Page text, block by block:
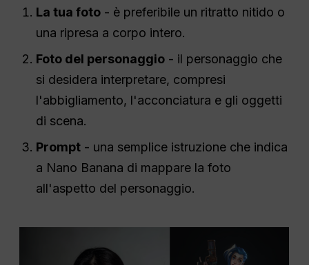
La tua foto - è preferibile un ritratto nitido o
una ripresa a corpo intero.
Foto del personaggio - il personaggio che
si desidera interpretare, compresi
l'abbigliamento, l'acconciatura e gli oggetti
di scena.
Prompt - una semplice istruzione che indica
a Nano Banana di mappare la foto
all'aspetto del personaggio.